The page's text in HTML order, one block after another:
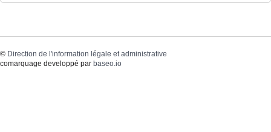
© Direction de l'information légale et administrative
comarquage developpé par baseo.io